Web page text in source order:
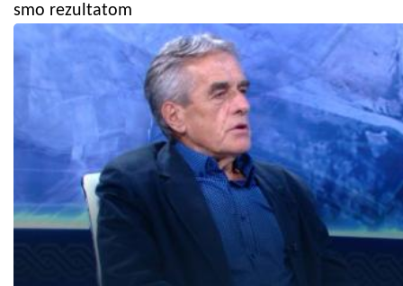
smo rezultatom